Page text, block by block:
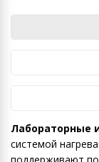
Лабораторные
системой